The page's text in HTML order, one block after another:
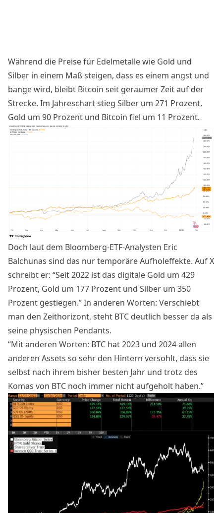
Während die Preise für Edelmetalle wie Gold und
Silber in einem Maß steigen, dass es einem angst und
bange wird, bleibt Bitcoin seit geraumer Zeit auf der
Strecke. Im Jahreschart stieg Silber um 271 Prozent,
Gold um 90 Prozent und Bitcoin fiel um 11 Prozent.
Doch laut dem Bloomberg-ETF-Analysten Eric
Balchunas sind das nur temporäre Aufholeffekte. Auf X
schreibt er: “Seit 2022 ist das digitale Gold um 429
Prozent, Gold um 177 Prozent und Silber um 350
Prozent gestiegen.” In anderen Worten: Verschiebt
man den Zeithorizont, steht BTC deutlich besser da als
seine physischen Pendants.
“Mit anderen Worten: BTC hat 2023 und 2024 allen
anderen Assets so sehr den Hintern versohlt, dass sie
selbst nach ihrem bisher besten Jahr und trotz des
Komas von BTC noch immer nicht aufgeholt haben.”